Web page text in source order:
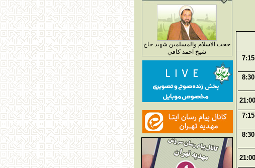
6:30 الي 7:15
7:15 الي 8:30
6:30 الي 7:15
7:15 الي 8:30
حجت الاسلام والمسلمين شهيد حاج
شيخ احمد کافي